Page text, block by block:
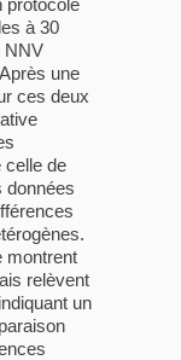
protocole
à 30
NNV
une
ces deux
celle de
données
montrent
relèvent
un